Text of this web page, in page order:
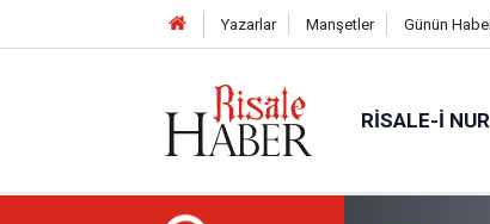
Yazarlar Manşetler Günün
RISALE-I NUR